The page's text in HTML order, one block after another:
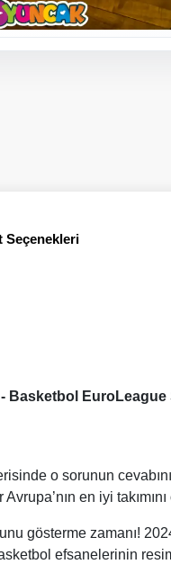
Seçenekleri
EuroLeague
o sorunun
en iyi
gösterme zamanı!
efsanelerinin